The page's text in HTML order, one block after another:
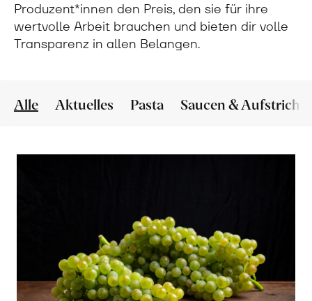
Produzent*innen den Preis, den sie für ihre
wertvolle Arbeit brauchen und bieten dir volle
Transparenz in allen Belangen.
Alle Aktuelles Pasta Saucen & Aufstriche